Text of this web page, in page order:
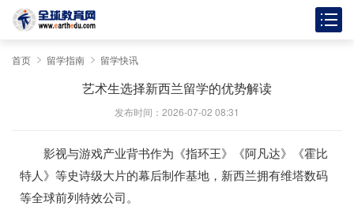
首页 留学指南 留学快讯
艺术生选择新西兰留学的优势解读
发布时间：2026-07-02 08:31
影视与游戏产业背书作为《指环王》《阿凡达》《霍比
特人》等史诗级大片的幕后制作基地，新西兰拥有维塔数码
等全球前列特效公司。